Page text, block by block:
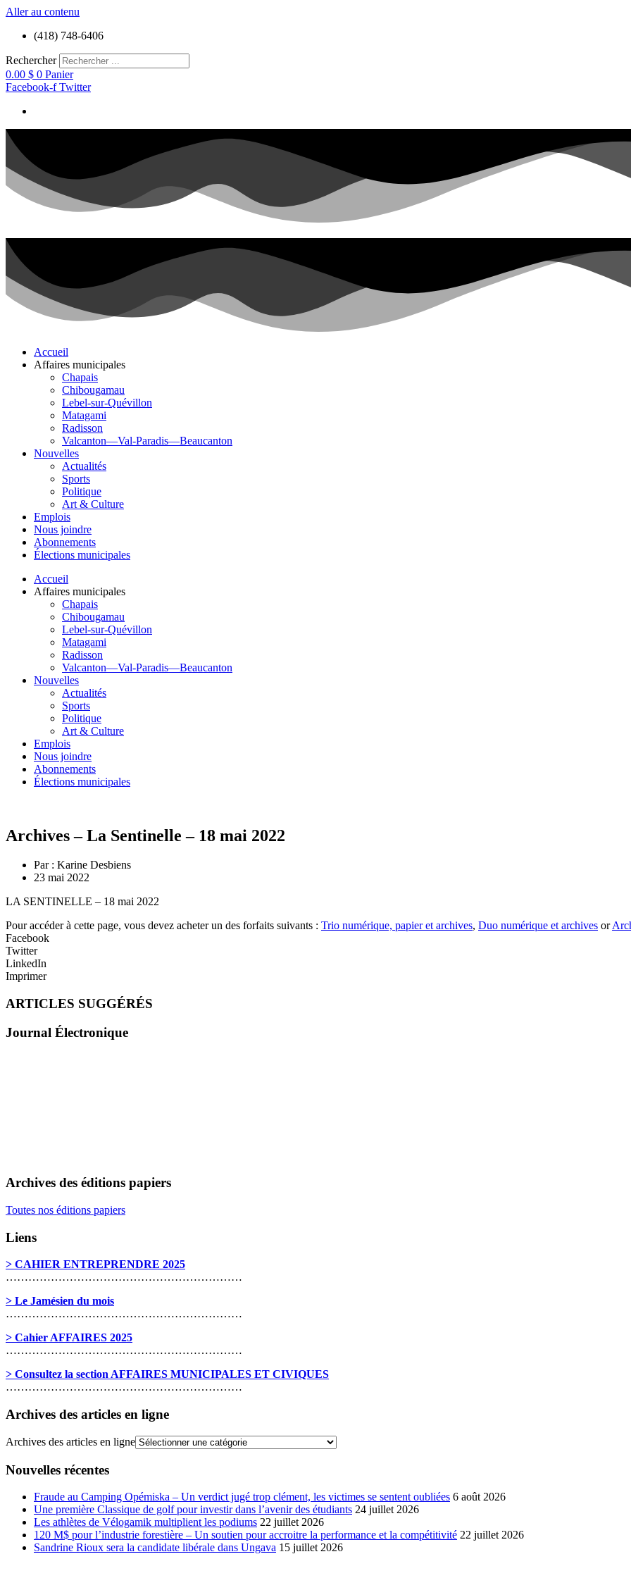
Aller au contenu
(418) 748-6406
Rechercher
0.00 $ 0 Panier
Facebook-f Twitter
Accueil
Affaires municipales
Chapais
Chibougamau
Lebel-sur-Quévillon
Matagami
Radisson
Valcanton—Val-Paradis—Beaucanton
Nouvelles
Actualités
Sports
Politique
Art & Culture
Emplois
Nous joindre
Abonnements
Élections municipales
Accueil
Affaires municipales
Chapais
Chibougamau
Lebel-sur-Quévillon
Matagami
Radisson
Valcanton—Val-Paradis—Beaucanton
Nouvelles
Actualités
Sports
Politique
Art & Culture
Emplois
Nous joindre
Abonnements
Élections municipales
Archives – La Sentinelle – 18 mai 2022
Par : Karine Desbiens
23 mai 2022
LA SENTINELLE – 18 mai 2022
Pour accéder à cette page, vous devez acheter un des forfaits suivants : Trio numérique, papier et archives, Duo numérique et archives or
Facebook
Twitter
LinkedIn
Imprimer
ARTICLES SUGGÉRÉS
Journal Électronique
Archives des éditions papiers
Toutes nos éditions papiers
Liens
> CAHIER ENTREPRENDRE 2025
………………………………………………………
> Le Jamésien du mois
………………………………………………………
> Cahier AFFAIRES 2025
………………………………………………………
> Consultez la section AFFAIRES MUNICIPALES ET CIVIQUES
………………………………………………………
Archives des articles en ligne
Archives des articles en ligne
Nouvelles récentes
Fraude au Camping Opémiska – Un verdict jugé trop clément, les victimes se sentent oubliées 6 août 2026
Une première Classique de golf pour investir dans l’avenir des étudiants 24 juillet 2026
Les athlètes de Vélogamik multiplient les podiums 22 juillet 2026
120 M$ pour l’industrie forestière – Un soutien pour accroitre la performance et la compétitivité 22 juillet 2026
Sandrine Rioux sera la candidate libérale dans Ungava 15 juillet 2026